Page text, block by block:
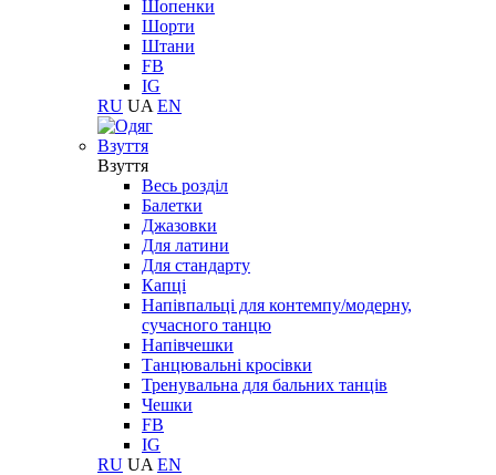
Шопенки
Шорти
Штани
FB
IG
RU UA EN
Взуття
Взуття
Весь розділ
Балетки
Джазовки
Для латини
Для стандарту
Капці
Напівпальці для контемпу/модерну,
сучасного танцю
Напівчешки
Танцювальні кросівки
Тренувальна для бальних танців
Чешки
FB
IG
RU UA EN